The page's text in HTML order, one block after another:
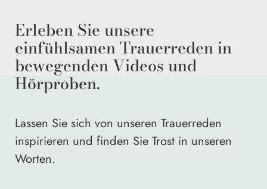
Erleben Sie unsere
einfühlsamen Trauerreden in
bewegenden Videos und
Hörproben.
Lassen Sie sich von unseren Trauerreden
inspirieren und finden Sie Trost in unseren
Worten.